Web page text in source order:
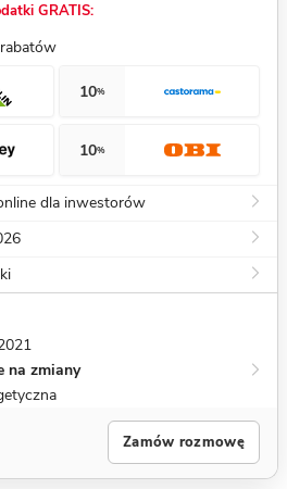
GRATIS:
10%
10%
dla inwestorów
na zmiany
Zamów rozmowę